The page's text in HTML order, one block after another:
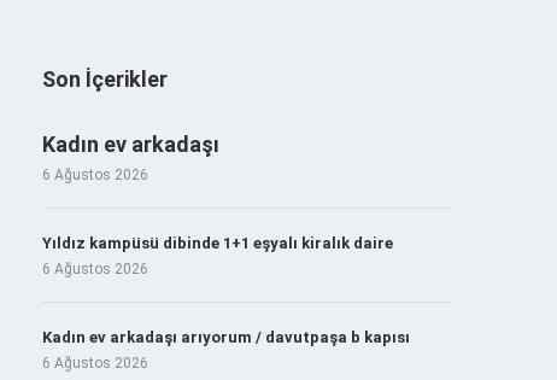
Son İçerikler
Kadın ev arkadaşı
6 Ağustos 2026
Yıldız kampüsü dibinde 1+1 eşyalı kiralık daire
6 Ağustos 2026
Kadın ev arkadaşı arıyorum / davutpaşa b kapısı
6 Ağustos 2026